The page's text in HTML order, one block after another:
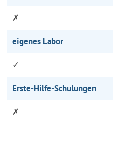
✗
eigenes Labor
✓
Erste-Hilfe-Schulungen
✗